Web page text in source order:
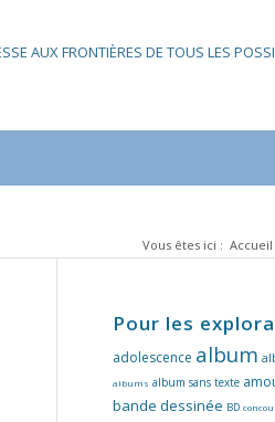
AUX FRONTIÈRES DE TOUS LES
Vous êtes ici : Accueil
Pour les
adolescence album
albums album sans texte
bande dessinée BD